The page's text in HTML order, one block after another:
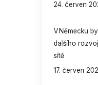
24. červen
V Německu
dalšího
sítě
17. červen